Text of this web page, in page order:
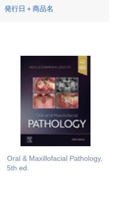
発行日＋商品名
Oral & Maxillofacial Pathology,
5th ed.